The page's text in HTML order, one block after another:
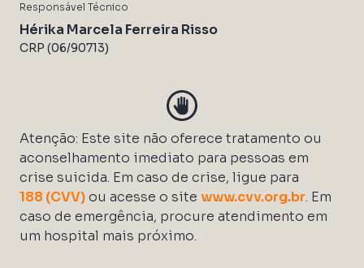
Responsável Técnico
Hérika Marcela Ferreira Risso
CRP (06/90713)
Atenção: Este site não oferece tratamento ou
aconselhamento imediato para pessoas em
crise suicida. Em caso de crise, ligue para
188 (CVV)ou acesse o site www.cvv.org.br. Em
caso de emergência, procure atendimento em
um hospital mais próximo.